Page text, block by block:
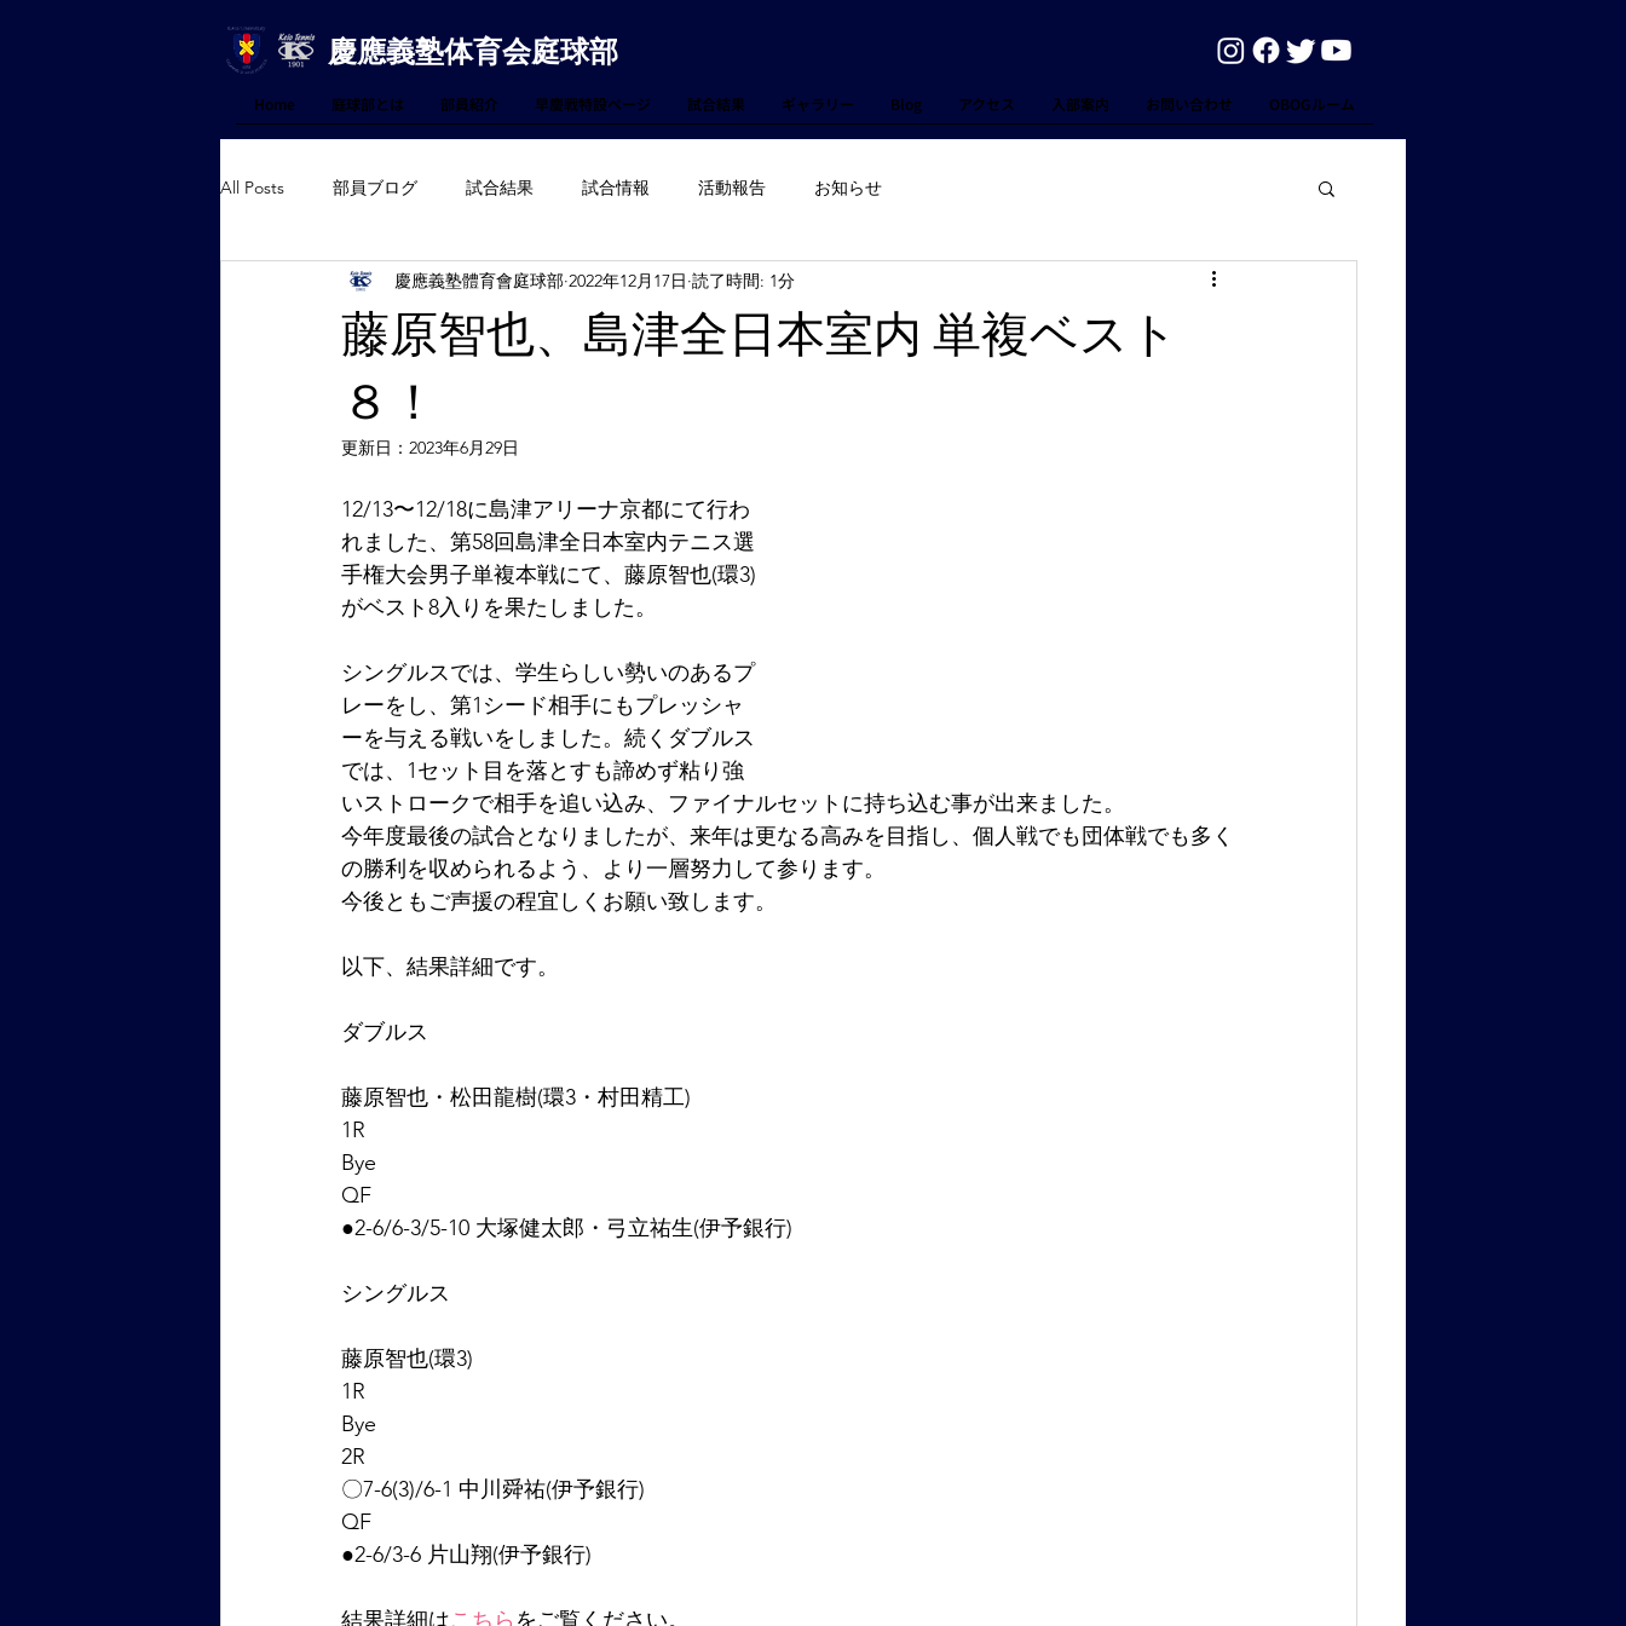
慶應義塾体育会庭球部
Home 庭球部とは 部員紹介 早慶戦特設ページ 試合結果 ギャラリー Blog アクセス 入部案内 お問い合わせ OBOGルーム
All Posts 部員ブログ 試合結果 試合情報 活動報告 お知らせ
藤原智也、島津全日本室内 単複ベスト
８！
慶應義塾體育會庭球部 2022年12月17日 読了時間: 1分
更新日： 2023年6月29日
12/13〜12/18に島津アリーナ京都にて行わ
れました、第58回島津全日本室内テニス選
手権大会男子単複本戦にて、藤原智也(環3)
がベスト8入りを果たしました。
シングルスでは、学生らしい勢いのあるプ
レーをし、第1シード相手にもプレッシャ
ーを与える戦いをしました。続くダブルス
では、1セット目を落とすも諦めず粘り強
いストロークで相手を追い込み、ファイナルセットに持ち込む事が出来ました。
今年度最後の試合となりましたが、来年は更なる高みを目指し、個人戦でも団体戦でも多く
の勝利を収められるよう、より一層努力して参ります。
今後ともご声援の程宜しくお願い致します。
以下、結果詳細です。
ダブルス
藤原智也・松田龍樹(環3・村田精工)
1R
Bye
QF
●2-6/6-3/5-10 大塚健太郎・弓立祐生(伊予銀行)
シングルス
藤原智也(環3)
1R
Bye
2R
〇7-6(3)/6-1 中川舜祐(伊予銀行)
QF
●2-6/3-6 片山翔(伊予銀行)
結果詳細はこちら をご覧ください。